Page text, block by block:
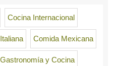
Cocina Internacional
Comida Mexicana
Gastronomía y Cocina